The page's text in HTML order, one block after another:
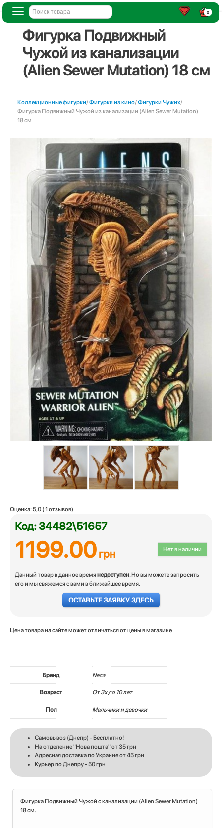
0
Фигурка Подвижный
Чужой из канализации
(Alien Sewer Mutation) 18 см
Коллекционные фигурки/Фигурки из кино/Фигурки Чужих/
Фигурка Подвижный Чужой из канализации (Alien Sewer Mutation)
18 см
Оценка: 5,0 (1 отзывов)
Код: 34482\51657
Нет в наличии
1199.00грн
Данный товар в данное времянедоступен. Но вы можете запросить
его и мы свяжемся с вами в ближайшее время.
ОСТАВЬТЕ ЗАЯВКУ ЗДЕСЬ
Цена товара на сайте может отличаться от цены в магазине
Бренд Neca
Возраст От 3х до 10 лет
Пол Мальчики и девочки
Самовывоз (Днепр) - Бесплатно!
На отделение "Нова пошта" от 35 грн
Адресная доставка по Украине от 45 грн
Курьер по Днепру - 50 грн
Фигурка Подвижный Чужой с канализации (Alien Sewer Mutation)
18 см.